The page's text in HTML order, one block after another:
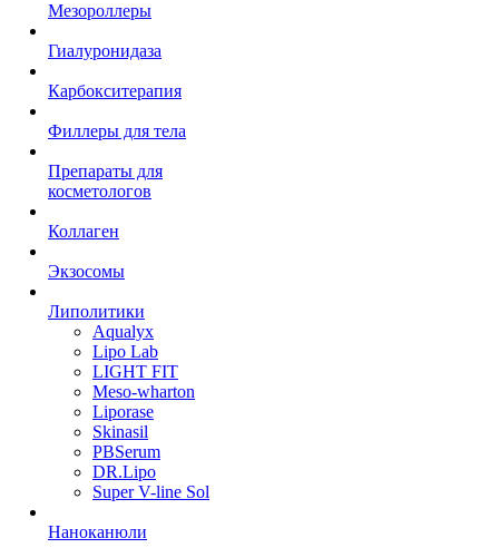
Мезороллеры
Гиалуронидаза
Карбокситерапия
Филлеры для тела
Препараты для
косметологов
Коллаген
Экзосомы
Липолитики
Aqualyx
Lipo Lab
LIGHT FIT
Meso-wharton
Liporase
Skinasil
PBSerum
DR.Lipo
Super V-line Sol
Наноканюли